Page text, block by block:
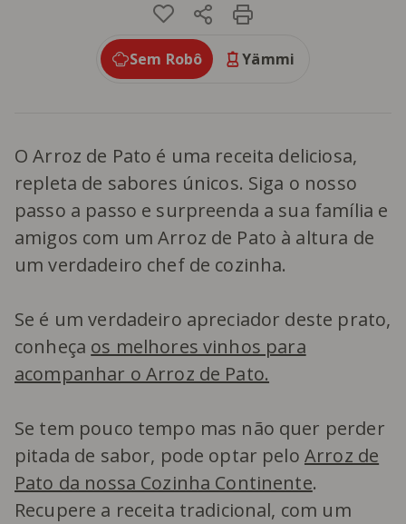
Selecione o modo de preparação que pretende. Por
Sem Robô Yämmi
O Arroz de Pato é uma receita deliciosa,
repleta de sabores únicos. Siga o nosso
passo a passo e surpreenda a sua família e
amigos com um Arroz de Pato à altura de
um verdadeiro chef de cozinha.
Se é um verdadeiro apreciador deste prato,
conheça os melhores vinhos para
acompanhar o Arroz de Pato.
Se tem pouco tempo mas não quer perder
pitada de sabor, pode optar pelo Arroz de
Pato da nossa Cozinha Continente.
Recupere a receita tradicional, com um